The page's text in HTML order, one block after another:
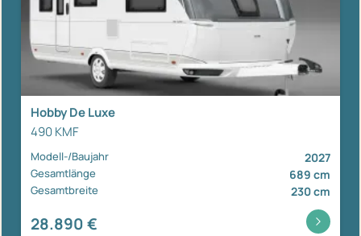
Hobby De Luxe
490 KMF
Modell-/Baujahr 2027
Gesamtlänge 689 cm
Gesamtbreite 230 cm
28.890 €